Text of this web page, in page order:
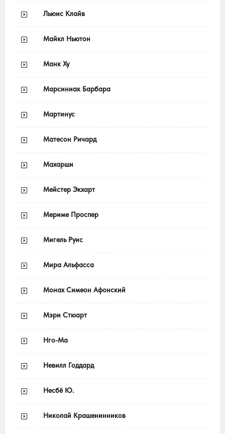
Льюис Клайв
Майкл Ньютон
Манк Ху
Марсиниак Барбара
Мартинус
Матесон Ричард
Махарши
Мейстер Экхарт
Мериме Проспер
Мигель Руис
Мира Альфасса
Монах Симеон Афонский
Мэри Стюарт
Нго-Ма
Невилл Годдард
Несбё Ю.
Николай Крашенинников